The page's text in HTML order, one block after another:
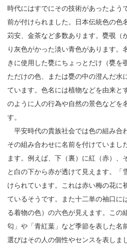
時代にはすでにその技術があったよう
前が付けられました。日本伝統色の色
苅安、金茶など多数あります。甕覗（
り灰色がかった淡い青色があります。
きに使用した甕にちょっとだけ（甕を
ただけの色、または甕の中の澄んだ水
ています。色名には植物などを由来と
のように人の行為や自然の景色などを
す。
平安時代の貴族社会では色の組み合
その組み合わせに名前を付けていまし
ます。例えば、下（裏）に紅（赤）、
と白の下から赤が透けて見えます。「
けられています。これは赤い梅の花に
ているそうです。また十二単の袖口に
る着物の色）の六色が見えます。この
匂」や「青紅葉」など季節を表した名
選びはその人の個性やセンスを表しま